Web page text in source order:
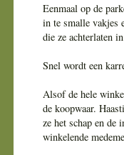
Eenmaal op de
in te smalle vakjes
die ze achterlaten
Snel wordt een
Alsof de hele
de koopwaar.
ze het schap en de
winkelende